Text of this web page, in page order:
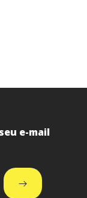
e-mail